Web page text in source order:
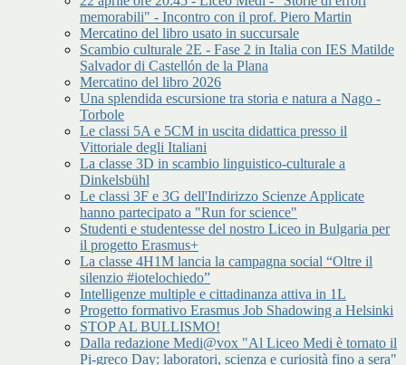
memorabili" - Incontro con il prof. Piero Martin
Mercatino del libro usato in succursale
Scambio culturale 2E - Fase 2 in Italia con IES Matilde
Salvador di Castellón de la Plana
Mercatino del libro 2026
Una splendida escursione tra storia e natura a Nago -
Torbole
Le classi 5A e 5CM in uscita didattica presso il
Vittoriale degli Italiani
La classe 3D in scambio linguistico-culturale a
Dinkelsbühl
Le classi 3F e 3G dell'Indirizzo Scienze Applicate
hanno partecipato a "Run for science"
Studenti e studentesse del nostro Liceo in Bulgaria per
il progetto Erasmus+
La classe 4H1M lancia la campagna social “Oltre il
silenzio #iotelochiedo”
Intelligenze multiple e cittadinanza attiva in 1L
Progetto formativo Erasmus Job Shadowing a Helsinki
STOP AL BULLISMO!
Dalla redazione Medi@vox "Al Liceo Medi è tornato il
Pi-greco Day: laboratori, scienza e curiosità fino a sera"